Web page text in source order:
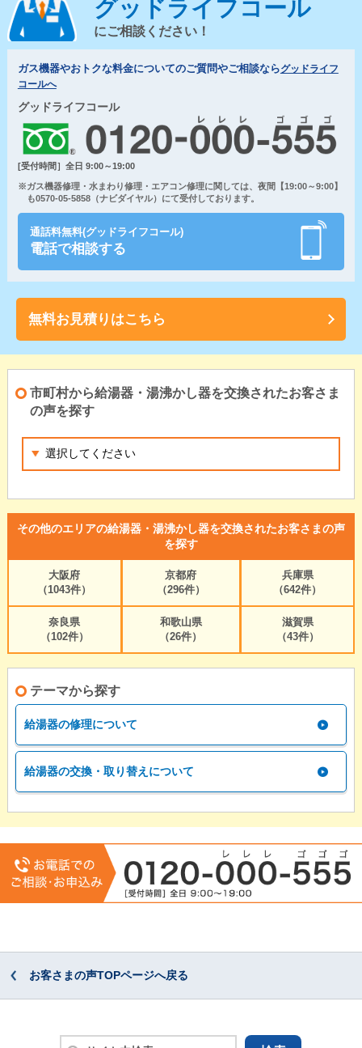
グッドライフコール
にご相談ください！
ガス機器やおトクな料金についてのご質問やご相談ならグッドライフ
コールへ
グッドライフコール
[受付時間］全日 9:00～19:00
※ガス機器修理・水まわり修理・エアコン修理に関しては、夜間【19:00～9:00】
も0570-05-5858（ナビダイヤル）にて受付しております。
通話料無料(グッドライフコール)
電話で相談する
無料お見積りはこちら
市町村から給湯器・湯沸かし器を交換されたお客さま
の声を探す
その他のエリアの給湯器・湯沸かし器を交換されたお客さまの声
を探す
大阪府
（1043件）
京都府
（296件）
兵庫県
（642件）
奈良県
（102件）
和歌山県
（26件）
滋賀県
（43件）
テーマから探す
給湯器の修理について
給湯器の交換・取り替えについて
お客さまの声TOPページへ戻る